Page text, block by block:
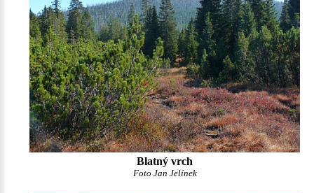
Blatný vrch
Foto Jan Jelínek